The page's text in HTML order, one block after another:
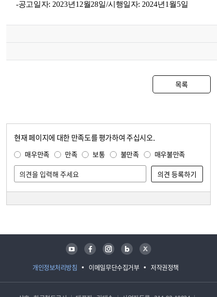
-공고일자: 2023년 12월28일/시행일자: 2024년 1 월5일
목록
현재 페이지에 대한 만족도를 평가하여 주십시오.
매우만족 만족 보통 불만족 매우불만족
개인정보처리방침 이메일무단수집거부 저작권정책
유튜브 페이스북 인스타그램 블로그 트위터